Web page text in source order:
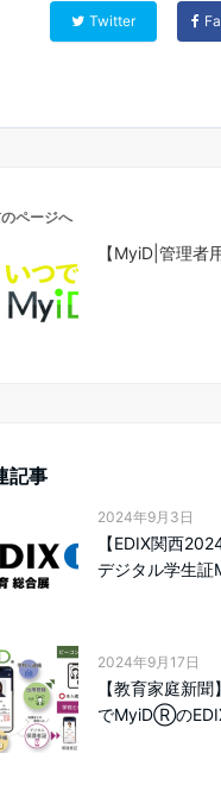
Twitter
ページへ
【MyiD|管理者
記事
2024年9月3日
【EDIX関西
デジタル学生証
2024年9月17日
【教育家庭新
でMyiDⓇの